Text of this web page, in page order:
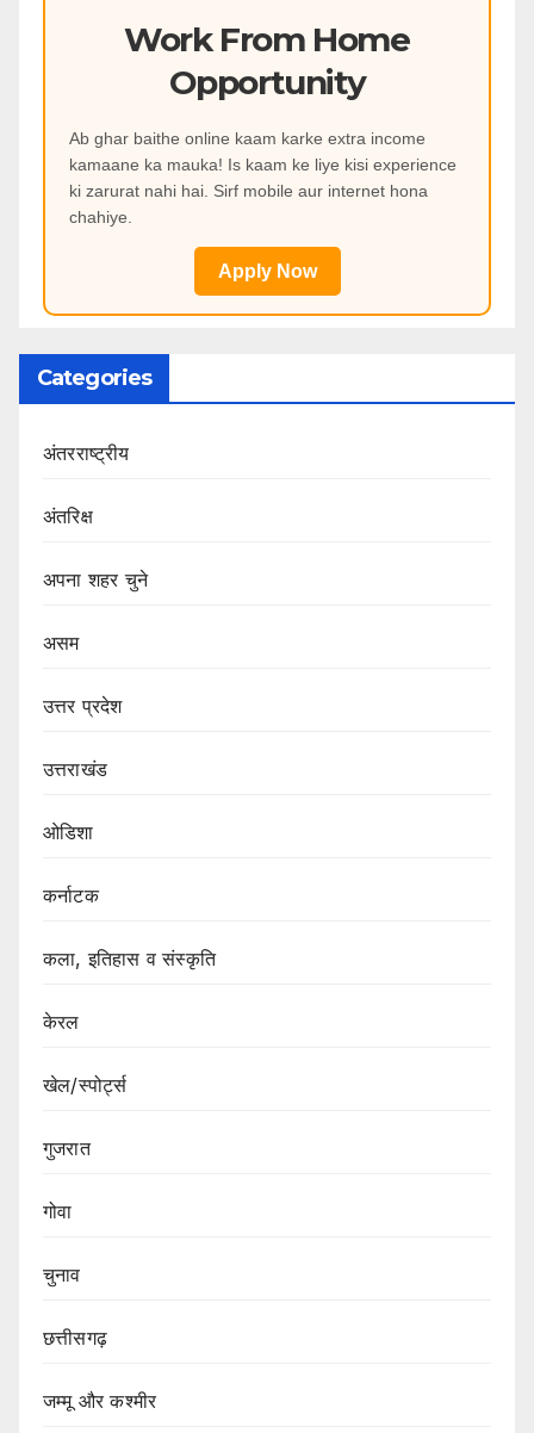
Work From Home
Opportunity
Ab ghar baithe online kaam karke extra income
kamaane ka mauka! Is kaam ke liye kisi experience
ki zarurat nahi hai. Sirf mobile aur internet hona
chahiye.
Apply Now
Categories
अंतरराष्ट्रीय
अंतरिक्ष
अपना शहर चुने
असम
उत्तर प्रदेश
उत्तराखंड
ओडिशा
कर्नाटक
कला, इतिहास व संस्कृति
केरल
खेल/स्पोर्ट्स
गुजरात
गोवा
चुनाव
छत्तीसगढ़
जम्मू और कश्मीर